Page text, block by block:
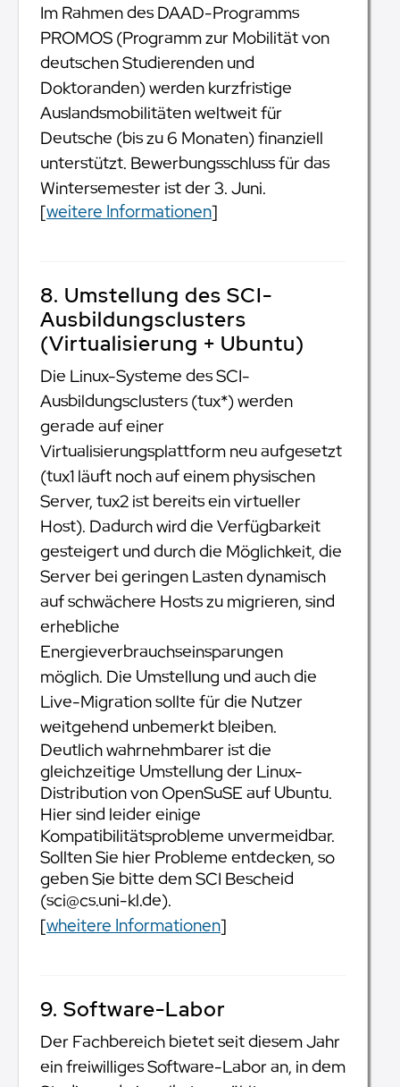
Im Rahmen des DAAD-Programms
PROMOS (Programm zur Mobilität von
deutschen Studierenden und
Doktoranden) werden kurzfristige
Auslandsmobilitäten weltweit für
Deutsche (bis zu 6 Monaten) finanziell
unterstützt. Bewerbungsschluss für das
Wintersemester ist der 3. Juni.
[weitere Informationen]
8. Umstellung des SCI-
Ausbildungsclusters
(Virtualisierung + Ubuntu)
Die Linux-Systeme des SCI-
Ausbildungsclusters (tux*) werden
gerade auf einer
Virtualisierungsplattform neu aufgesetzt
(tux1 läuft noch auf einem physischen
Server, tux2 ist bereits ein virtueller
Host). Dadurch wird die Verfügbarkeit
gesteigert und durch die Möglichkeit, die
Server bei geringen Lasten dynamisch
auf schwächere Hosts zu migrieren, sind
erhebliche
Energieverbrauchseinsparungen
möglich. Die Umstellung und auch die
Live-Migration sollte für die Nutzer
weitgehend unbemerkt bleiben.
Deutlich wahrnehmbarer ist die
gleichzeitige Umstellung der Linux-
Distribution von OpenSuSE auf Ubuntu.
Hier sind leider einige
Kompatibilitätsprobleme unvermeidbar.
Sollten Sie hier Probleme entdecken, so
geben Sie bitte dem SCI Bescheid
(sci@cs.uni-kl.de).
[wheitere Informationen]
9. Software-Labor
Der Fachbereich bietet seit diesem Jahr
ein freiwilliges Software-Labor an, in dem